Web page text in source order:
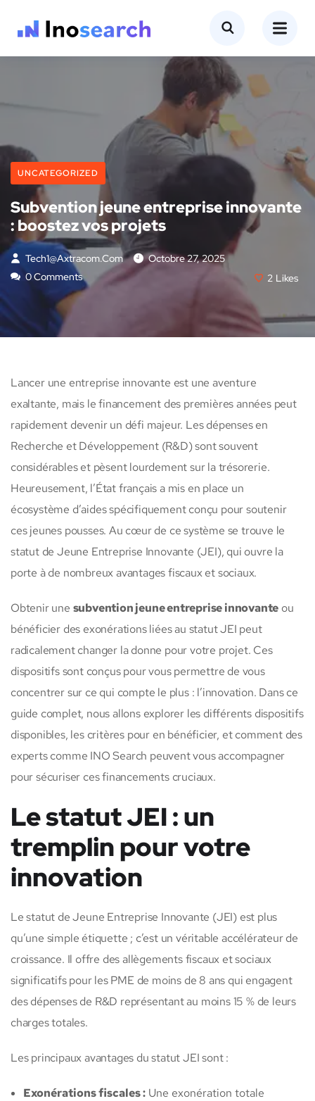
UNCATEGORIZED
Subvention jeune entreprise innovante
: boostez vos projets
Tech1@axtracom.com
Octobre 27, 2025
0 Comments
2 Likes
Lancer une entreprise innovante est une aventure
exaltante, mais le financement des premières années peut
rapidement devenir un défi majeur. Les dépenses en
Recherche et Développement (R&D) sont souvent
considérables et pèsent lourdement sur la trésorerie.
Heureusement, l’État français a mis en place un
écosystème d’aides spécifiquement conçu pour soutenir
ces jeunes pousses. Au cœur de ce système se trouve le
statut de Jeune Entreprise Innovante (JEI), qui ouvre la
porte à de nombreux avantages fiscaux et sociaux.
Obtenir une subvention jeune entreprise innovante ou
bénéficier des exonérations liées au statut JEI peut
radicalement changer la donne pour votre projet. Ces
dispositifs sont conçus pour vous permettre de vous
concentrer sur ce qui compte le plus : l’innovation. Dans ce
guide complet, nous allons explorer les différents dispositifs
disponibles, les critères pour en bénéficier, et comment des
experts comme INO Search peuvent vous accompagner
pour sécuriser ces financements cruciaux.
Le statut JEI : un
tremplin pour votre
innovation
Le statut de Jeune Entreprise Innovante (JEI) est plus
qu’une simple étiquette ; c’est un véritable accélérateur de
croissance. Il offre des allègements fiscaux et sociaux
significatifs pour les PME de moins de 8 ans qui engagent
des dépenses de R&D représentant au moins 15 % de leurs
charges totales.
Les principaux avantages du statut JEI sont :
Exonérations fiscales : Une exonération totale